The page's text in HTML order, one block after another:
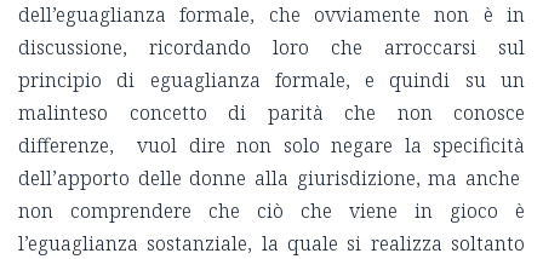
dell’eguaglianza formale, che ovviamente non è in
discussione, ricordando loro che arroccarsi sul
principio di eguaglianza formale, e quindi su un
malinteso concetto di parità che non conosce
differenze, vuol dire non solo negare la specificità
dell’apporto delle donne alla giurisdizione, ma anche
non comprendere che ciò che viene in gioco è
l’eguaglianza sostanziale, la quale si realizza soltanto